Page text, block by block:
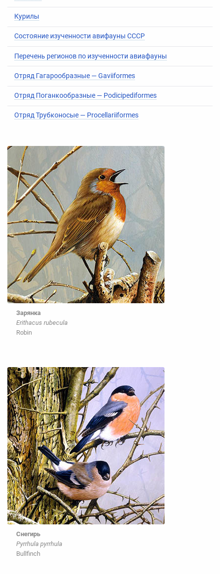
Курилы
Состояние изученности авифауны СССР
Перечень регионов по изученности авиафауны
Отряд Гагарообразные —Gaviiformes
Отряд Поганкообразные — Podicipediformes
Отряд Трубконосые — Procellariiformes
Зарянка
Erithacus rubecula
Robin
Снегирь
Pyrrhula pyrrhula
Bullfinch